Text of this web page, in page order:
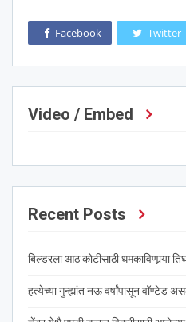
Facebook Twitter
Video / Embed
Recent Posts
बिल्डरला आठ कोटीसाठी धमकाविणार्‍या
हत्येच्या गुन्ह्यांत नऊ वर्षांपासून वॉण्टेड